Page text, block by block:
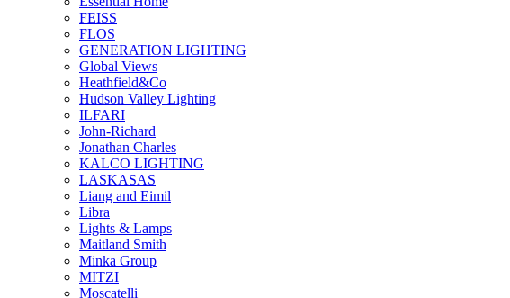
FEISS
FLOS
GENERATION LIGHTING
Global Views
Heathfield&Co
Hudson Valley Lighting
ILFARI
John-Richard
Jonathan Charles
KALCO LIGHTING
LASKASAS
Liang and Eimil
Libra
Lights & Lamps
Maitland Smith
Minka Group
MITZI
Moscatelli